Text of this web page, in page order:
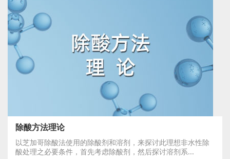
除酸方法理论
以芝加哥除酸法使用的除酸剂和溶剂，来探讨此理想非水性除
酸处理之必要条件，首先考虑除酸剂，然后探讨溶剂系...